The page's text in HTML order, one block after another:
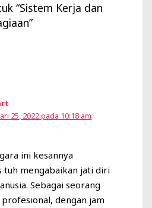
“Sistem Kerja dan
25, 2022 pada 10:18 am
ini kesannya
tuh mengabaikan jati diri
Sebagai seorang
dengan jam